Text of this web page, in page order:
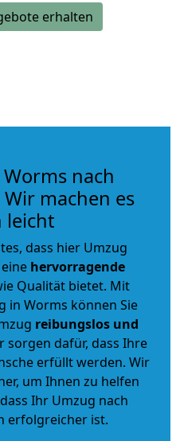
erhalten
nach
machen es
leicht
dass hier Umzug
hervorragende
Qualität bietet. Mit
in Worms können Sie
reibungslos und
dafür, dass Ihre
erfüllt werden. Wir
um Ihnen zu helfen
Ihr Umzug nach
erfolgreicher ist.